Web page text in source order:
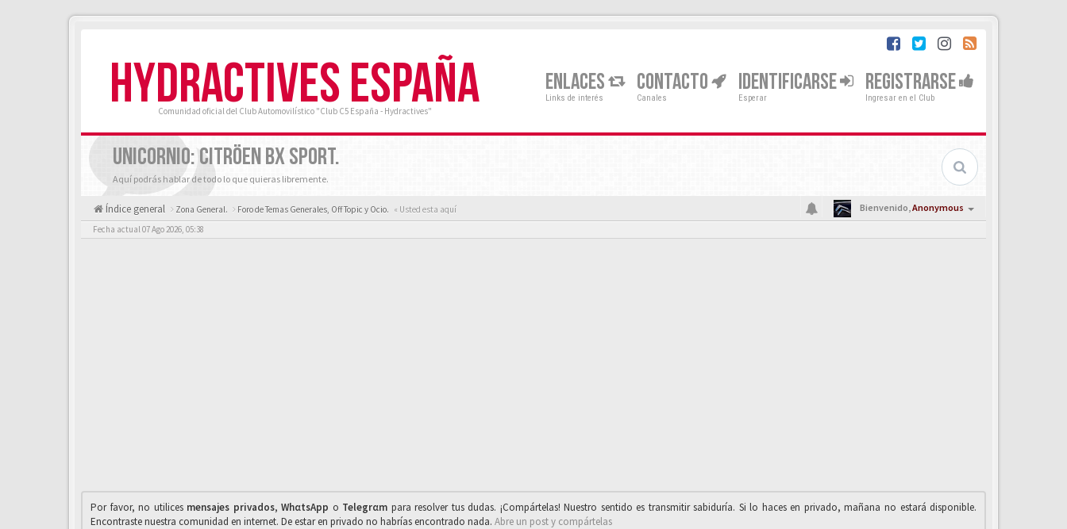
HYDRACTIVES ESPAÑA
Comunidad oficial del Club Automovilístico "Club C5 España - Hydractives"
ENLACES
Links de interés
CONTACTO
Canales
IDENTIFICARSE
Esperar
REGISTRARSE
Ingresar en el Club
UNICORNIO: CITRÖEN BX SPORT.
Aquí podrás hablar de todo lo que quieras libremente.
Índice general Zona General. Foro de Temas Generales, Off Topic y Ocio. « Usted esta aquí Bienvenido,Anonymous
Fecha actual 07 Ago 2026, 05:38
Por favor, no utilices mensajes privados,WhαtsApp o Telegrαm para resolver tus dudas. ¡Compártelas! Nuestro sentido es transmitir sabiduría. Si lo haces en privado, mañana no estará disponible.
Encontraste nuestra comunidad en internet. De estar en privado no habrías encontrado nada. Abre un post y compártelas